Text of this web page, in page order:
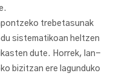
trebetasunak
sistematikoan heltzen
dute. Horrek, lan-
bizitzan ere lagunduko